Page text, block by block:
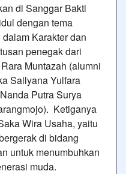
di Sanggar Bakti
dengan tema
Karakter dan
penegak dari
Muntazah (alumni
Sallyana Yulfara
Putra Surya
Ketiganya
Wira Usaha, yaitu
di bidang
untuk menumbuhkan
muda.